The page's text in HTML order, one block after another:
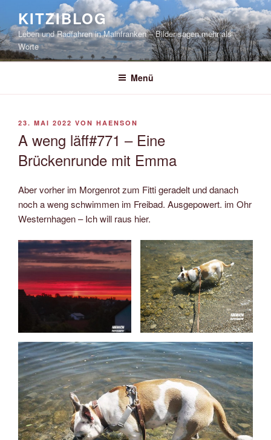
springen
KITZIBLOG
Leben und Radfahren in Mainfranken – Bilder sagen mehr als
Worte
Menü
VERÖFFENTLICHT
23. MAI 2022 VON HAENSON
A weng läff#771 – Eine
Brückenrunde mit Emma
Aber vorher im Morgenrot zum Fitti geradelt und danach
noch a weng schwimmen im Freibad. Ausgepowert. im Ohr
Westernhagen – Ich will raus hier.